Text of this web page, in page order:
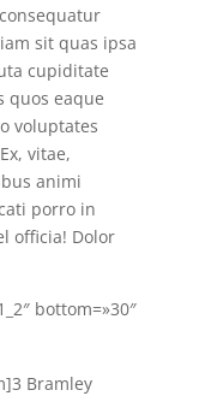
sit quas ipsa
cupiditate
quos eaque
voluptates
vitae,
animi
porro in
officia! Dolor
bottom=»30″
Bramley